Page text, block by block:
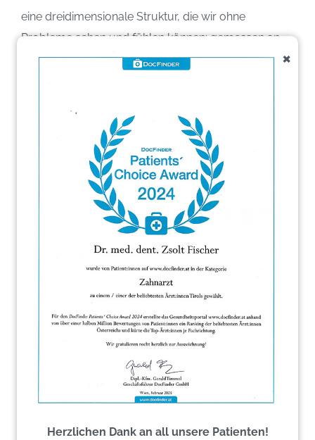
eine dreidimensionale Struktur, die wir ohne
Probleme sehen und fühlen können: gemessen an
der Größe eines einzelnen Bakteriums ist die
Der Biofilm hat sein eigenes “Mikroklima”: pH-Wert
und Konzentrationen von Mineralien und Nährstoffen
können im Innern des Films ganz anders sein als in
der Umgebung; Antibiotika, Medikamente oder
Krankheitserregern sind, erreichen die
Biofilmbewohner oft kaum.
Hilft uns das Verständnis
von Plaque als Biofilm,
ihn besser wieder
loszuwerden?
×
Herzlichen Dank an all unsere Patienten!